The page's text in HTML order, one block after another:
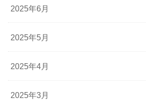
2025年6月
2025年5月
2025年4月
2025年3月